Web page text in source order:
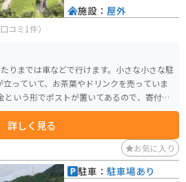
口コミ1件）
りまでは車などで行けます。小さな小さな駐
っていて、お茶葉やドリンクを売っていま
ちばかり入れると良いです。そこから車
を20分ほど歩いて山を登ります。そこから
す！
詳しく見る
施設： 屋外
お気に入り
駐車： 駐車場あり